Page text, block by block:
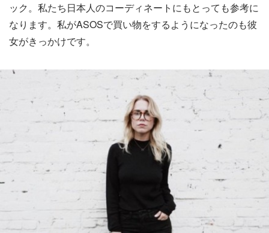
ック。私たち日本人のコーディネートにもとっても参考に
なります。私がASOSで買い物をするようになったのも彼
女がきっかけです。